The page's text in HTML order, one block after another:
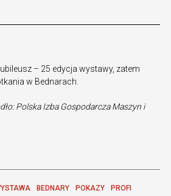
– 25 edycja wystawy, zatem
w Bednarach.
Polska Izba Gospodarcza Maszyn i
BEDNARY POKAZY
PROFI